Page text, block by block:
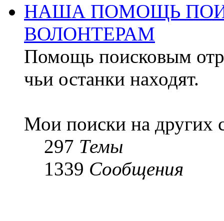
НАША ПОМОЩЬ
ВОЛОНТЕРАМ
Помощь поисковым
чьи останки находят.
Мои поиски на других
297 Темы
1339 Сообщения